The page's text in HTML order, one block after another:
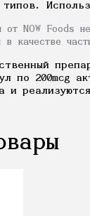
от NOW Foods
в качестве
по 200mcg
и